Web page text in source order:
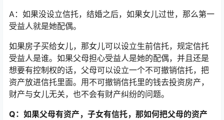
A：如果没设立信托，结婚之后，如果女儿过世，那么第一
受益人就是她配偶。
如果房子买给女儿，那女儿可以设立生前信托，规定信托
受益人是谁。如果父母担心受益人是她的配偶，并且还是
想要有控制权的话，父母可以设立一个不可撤销信托，把
资产放进信托里面。用不可撤销信托里的钱去投资房产，
财产与女儿无关，也不会有财产纠纷的问题。
Q：如果父母有资产，子女有信托，那如何把父母的资产